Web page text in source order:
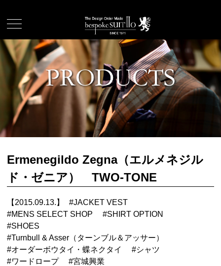
Ermenegildo Zegna（エルメネジル
ド・ゼニア） TWO-TONE
【2015.09.13.】 #JACKET VEST
#MENS SELECT SHOP #SHIRT OPTION
#SHOES
#Turnbull & Asser（ターンブル＆アッサー）
#オーダーボウタイ・蝶ネクタイ #シャツ
#ワードロープ #宮城興業